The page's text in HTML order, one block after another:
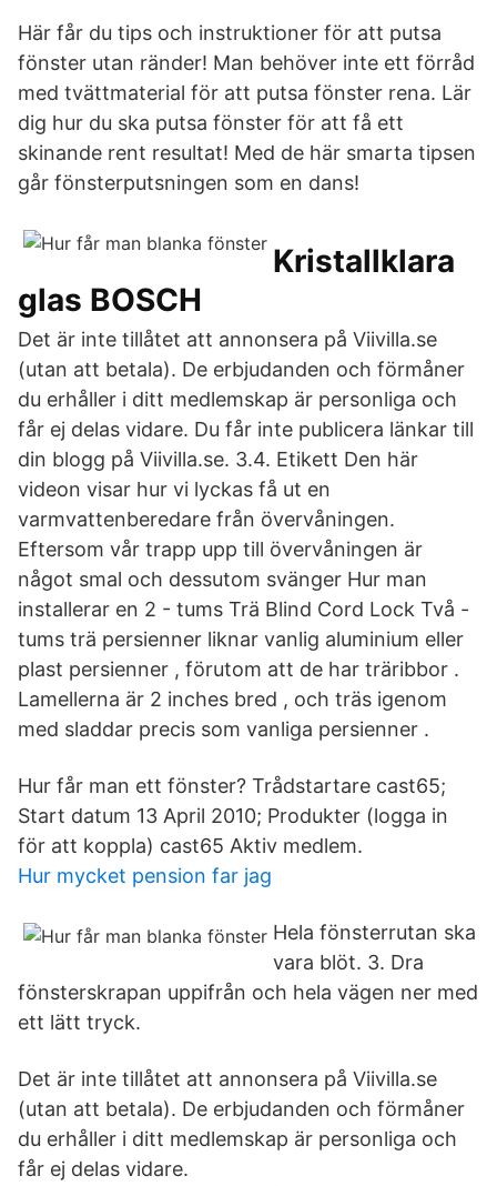
Här får du tips och instruktioner för att putsa
fönster utan ränder! Man behöver inte ett förråd
med tvättmaterial för att putsa fönster rena. Lär
dig hur du ska putsa fönster för att få ett
skinande rent resultat! Med de här smarta tipsen
går fönsterputsningen som en dans!
Kristallklara
glas BOSCH
Det är inte tillåtet att annonsera på Viivilla.se
(utan att betala). De erbjudanden och förmåner
du erhåller i ditt medlemskap är personliga och
får ej delas vidare. Du får inte publicera länkar till
din blogg på Viivilla.se. 3.4. Etikett Den här
videon visar hur vi lyckas få ut en
varmvattenberedare från övervåningen.
Eftersom vår trapp upp till övervåningen är
något smal och dessutom svänger Hur man
installerar en 2 - tums Trä Blind Cord Lock Två -
tums trä persienner liknar vanlig aluminium eller
plast persienner , förutom att de har träribbor .
Lamellerna är 2 inches bred , och träs igenom
med sladdar precis som vanliga persienner .
Hur får man ett fönster? Trådstartare cast65;
Start datum 13 April 2010; Produkter (logga in
för att koppla) cast65 Aktiv medlem.
Hur mycket pension far jag
Hela fönsterrutan ska
vara blöt. 3. Dra
fönsterskrapan uppifrån och hela vägen ner med
ett lätt tryck.
Det är inte tillåtet att annonsera på Viivilla.se
(utan att betala). De erbjudanden och förmåner
du erhåller i ditt medlemskap är personliga och
får ej delas vidare.